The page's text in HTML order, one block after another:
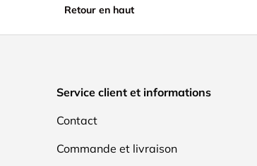
Retour en haut
Service client et informations
Contact
Commande et livraison